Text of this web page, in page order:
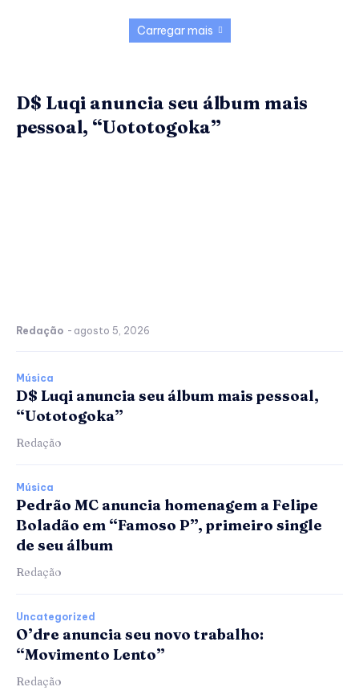
Carregar mais
D$ Luqi anuncia seu álbum mais
pessoal, “Uototogoka”
Redação - agosto 5, 2026
Música
D$ Luqi anuncia seu álbum mais pessoal,
“Uototogoka”
Redação
Música
Pedrão MC anuncia homenagem a Felipe
Boladão em “Famoso P”, primeiro single
de seu álbum
Redação
Uncategorized
O’dre anuncia seu novo trabalho:
“Movimento Lento”
Redação